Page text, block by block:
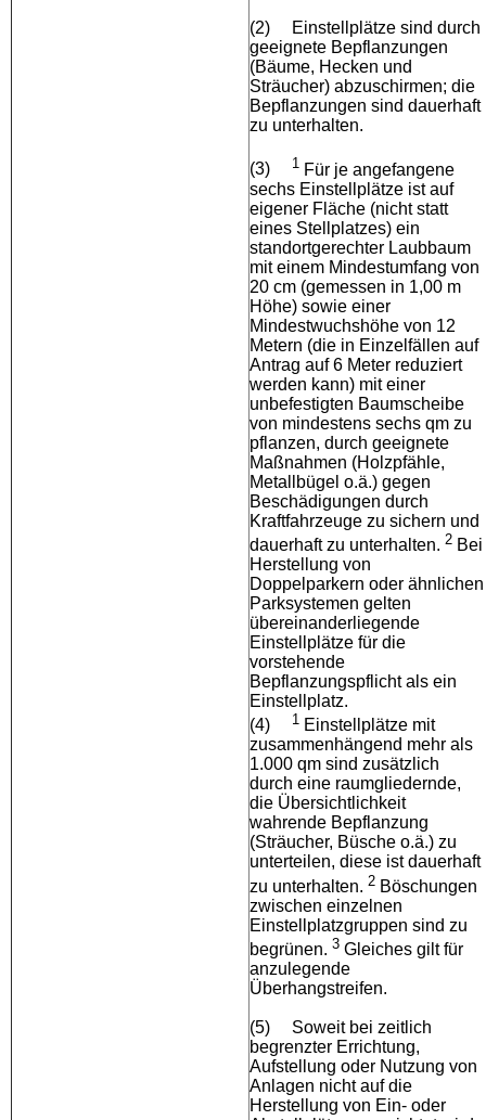
(2)
Einstellplätze sind durch
geeignete Bepflanzungen
(Bäume, Hecken und
Sträucher) abzuschirmen; die
Bepflanzungen sind dauerhaft
zu unterhalten.
(3) 1 Für je angefangene
sechs Einstellplätze ist auf
eigener Fläche (nicht statt
eines Stellplatzes) ein
standortgerechter Laubbaum
mit einem Mindestumfang von
20 cm (gemessen in 1,00 m
Höhe) sowie einer
Mindestwuchshöhe von 12
Metern (die in Einzelfällen auf
Antrag auf 6 Meter reduziert
werden kann) mit einer
unbefestigten Baumscheibe
von mindestens sechs qm zu
pflanzen, durch geeignete
Maßnahmen (Holzpfähle,
Metallbügel o.ä.) gegen
Beschädigungen durch
Kraftfahrzeuge zu sichern und
dauerhaft zu unterhalten. 2 Bei
Herstellung von
Doppelparkern oder ähnlichen
Parksystemen gelten
übereinanderliegende
Einstellplätze für die
vorstehende
Bepflanzungspflicht als ein
Einstellplatz.
(4)
1 Einstellplätze mit
zusammenhängend mehr als
1.000 qm sind zusätzlich
durch eine raumgliedernde,
die Übersichtlichkeit
wahrende Bepflanzung
(Sträucher, Büsche o.ä.) zu
unterteilen, diese ist dauerhaft
zu unterhalten. 2 Böschungen
zwischen einzelnen
Einstellplatzgruppen sind zu
begrünen. 3 Gleiches gilt für
anzulegende
Überhangstreifen.
(5)
Soweit bei zeitlich
begrenzter Errichtung,
Aufstellung oder Nutzung von
Anlagen nicht auf die
Herstellung von Ein- oder